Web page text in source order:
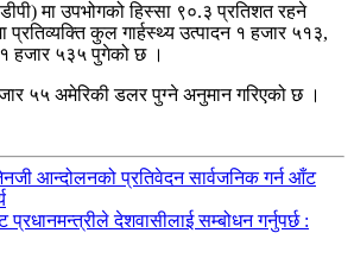
मा उपभोगको हिस्सा ९०.३ प्रतिशत रहने
कुल गार्हस्थ्य उत्पादन १ हजार ५१३,
१ हजार ५३५ पुगेको छ ।
५५ अमेरिकी डलर पुग्ने अनुमान गरिएको छ ।
आन्दोलनको प्रतिवेदन सार्वजनिक गर्न आँट
देशवासीलाई सम्बोधन गर्नुपर्छ :